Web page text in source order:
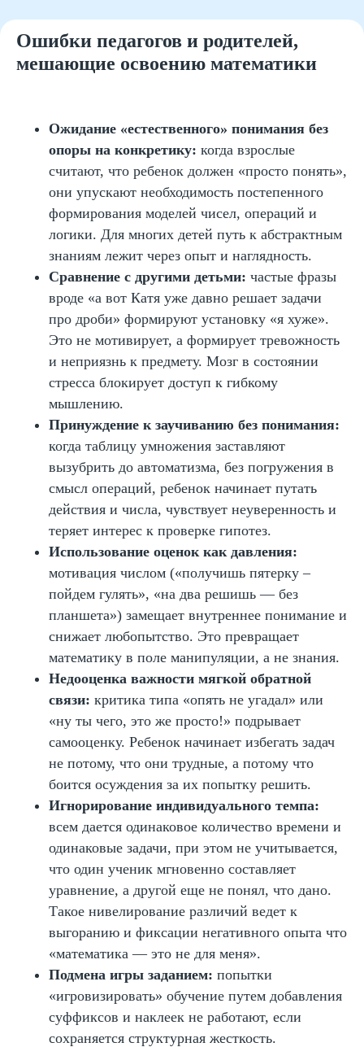
Ошибки педагогов и родителей,
мешающие освоению математики
Ожидание «естественного» понимания без
опоры на конкретику: когда взрослые
считают, что ребенок должен «просто понять»,
они упускают необходимость постепенного
формирования моделей чисел, операций и
логики. Для многих детей путь к абстрактным
знаниям лежит через опыт и наглядность.
Сравнение с другими детьми: частые фразы
вроде «а вот Катя уже давно решает задачи
про дроби» формируют установку «я хуже».
Это не мотивирует, а формирует тревожность
и неприязнь к предмету. Мозг в состоянии
стресса блокирует доступ к гибкому
мышлению.
Принуждение к заучиванию без понимания:
когда таблицу умножения заставляют
вызубрить до автоматизма, без погружения в
смысл операций, ребенок начинает путать
действия и числа, чувствует неуверенность и
теряет интерес к проверке гипотез.
Использование оценок как давления:
мотивация числом («получишь пятерку –
пойдем гулять», «на два решишь — без
планшета») замещает внутреннее понимание и
снижает любопытство. Это превращает
математику в поле манипуляции, а не знания.
Недооценка важности мягкой обратной
связи: критика типа «опять не угадал» или
«ну ты чего, это же просто!» подрывает
самооценку. Ребенок начинает избегать задач
не потому, что они трудные, а потому что
боится осуждения за их попытку решить.
Игнорирование индивидуального темпа:
всем дается одинаковое количество времени и
одинаковые задачи, при этом не учитывается,
что один ученик мгновенно составляет
уравнение, а другой еще не понял, что дано.
Такое нивелирование различий ведет к
выгоранию и фиксации негативного опыта что
«математика — это не для меня».
Подмена игры заданием: попытки
«игровизировать» обучение путем добавления
суффиксов и наклеек не работают, если
сохраняется структурная жесткость.
Акцент на поиск, а не результат
Снижение темпа ради
деятельности
Визуализация решений и
понятий
Разрешать сочинять задачи
самостоятельно
Поддерживать гипотезы и
нестандартность
закономерности
Разбирать задачи вместе
Играть в настольные логические
игры
Ввести ежедневные
«цифровые» ситуации
Рисовать схемы и числовые
модели
Как развить
математическое
мышление у ребенка 7–12
лет
Татьяна Левончук Методист
Руководитель курсов по ментальной
арифметике и математической
вертикали
Автор программ и наставник
победителей олимпиад
Сертифицированный тренер
международного уровня
Автор статьи:
Записаться на
пробный урок